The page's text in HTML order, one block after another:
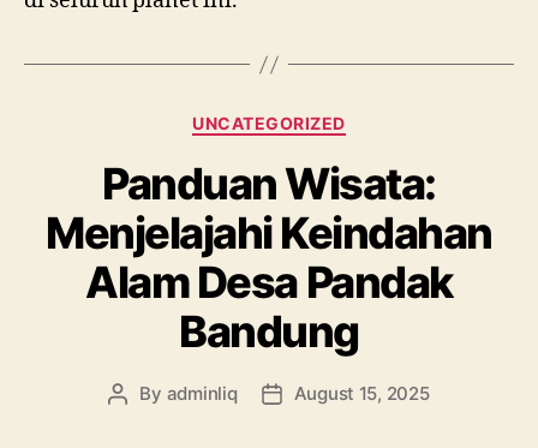
Categories
UNCATEGORIZED
Panduan Wisata:
Menjelajahi Keindahan
Alam Desa Pandak
Bandung
Post
By adminliq
PostAugust 15, 2025